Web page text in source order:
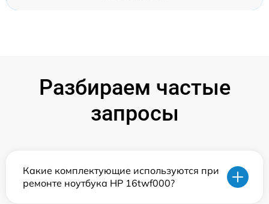
Разбираем частые
запросы
Какие комплектующие используются при
ремонте ноутбука HP 16twf000?